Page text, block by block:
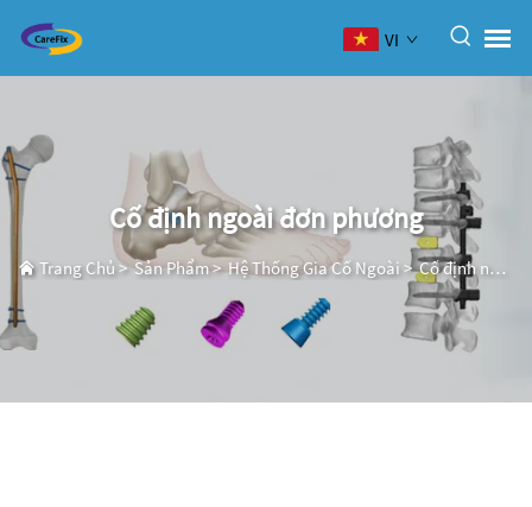
VI
Cố định ngoài đơn phương
Trang Chủ>Sản Phẩm>Hệ Thống Gia Cố Ngoài>Cố định ngoài đơn phương